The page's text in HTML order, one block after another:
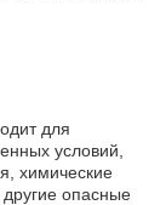
для
условий,
химические
опасные